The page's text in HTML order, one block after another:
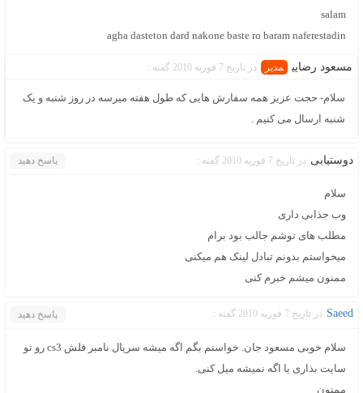
salam
agha dasteton dard nakone baste ro baram naferestadin
مسعود رضايي در تاریخ 7 فوریه 2010 گفته :
سلام- حجت عزیز همه سفارش هایی که طول هفته میرسه در روز شنبه و یک
شنبه ارسال می کنیم .
دوستیابی در تاریخ 7 فوریه 2010 گفته : پاسخ دهید
سلام
وب جذابی داری
مطلب های توشم جالب بود برام
میخواستم بدونم تبادل لینک هم میکنی
ممنون میشم خبرم کنی
Saeed در تاریخ 7 فوریه 2010 گفته : پاسخ دهید
سلام خوبی مسعود جان. خواستم بگم اگه میشه سریال نامبر فلش cs3 رو تو
سایت بذاری یا اگه نمیشه میل کنی.
ممنون